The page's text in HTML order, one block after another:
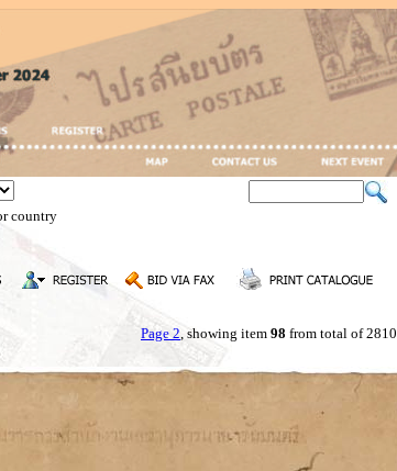
country
Page 2, showing item 98 from total of 2810